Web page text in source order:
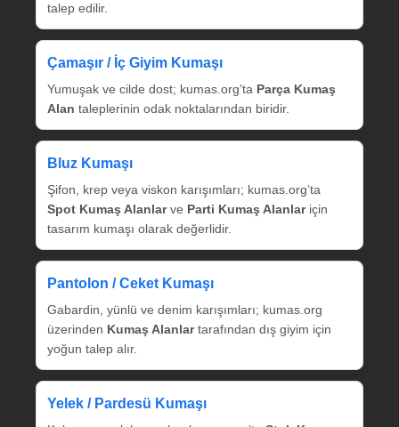
talep edilir.
Çamaşır / İç Giyim Kumaşı
Yumuşak ve cilde dost; kumas.org’ta Parça Kumaş
Alan taleplerinin odak noktalarından biridir.
Bluz Kumaşı
Şifon, krep veya viskon karışımları; kumas.org’ta
Spot Kumaş Alanlarve Parti Kumaş Alanlariçin
tasarım kumaşı olarak değerlidir.
Pantolon / Ceket Kumaşı
Gabardin, yünlü ve denim karışımları; kumas.org
üzerinden Kumaş Alanlartarafından dış giyim için
yoğun talep alır.
Yelek / Pardesü Kumaşı